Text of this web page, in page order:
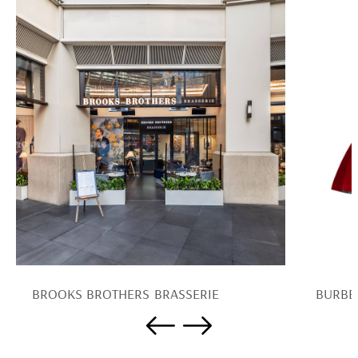
BROOKS BROTHERS BRASSERIE